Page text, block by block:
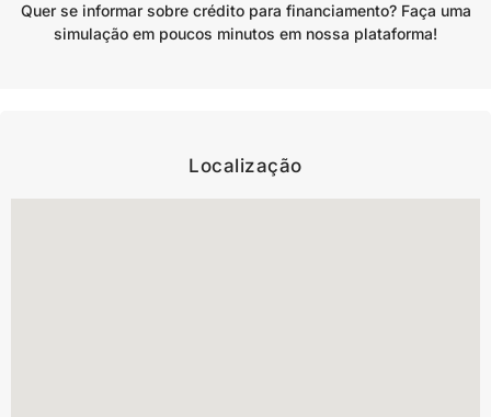
Quer se informar sobre crédito para financiamento? Faça uma
simulação em poucos minutos em nossa plataforma!
Localização